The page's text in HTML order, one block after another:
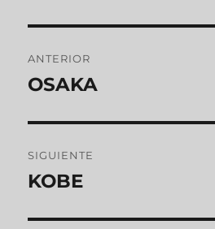
ANTERIOR
OSAKA
SIGUIENTE
KOBE